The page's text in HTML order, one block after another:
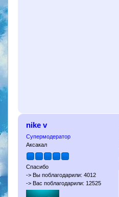
nike v
Супермодератор
Аксакал
Спасибо
-> Вы поблагодарили: 4012
-> Вас поблагодарили: 12525